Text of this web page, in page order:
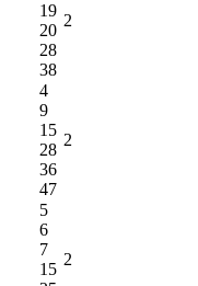
19
20
28
38
2
4
9
15
28
36
47
2
5
6
7
15
2